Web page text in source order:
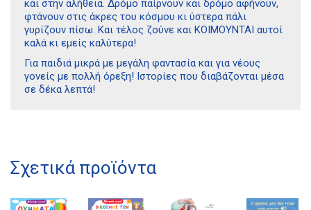
και στην αλήθεια. Δρόμο παίρνουν και δρόμο αφήνουν,
φτάνουν στις άκρες του κόσμου κι ύστερα πάλι
γυρίζουν πίσω. Και τέλος ζούνε και ΚΟΙΜΟΥΝΤΑΙ αυτοί
καλά κι εμείς καλύτερα!
Για παιδιά μικρά με μεγάλη φαντασία και για νέους
γονείς με πολλή όρεξη! Ιστορίες που διαβάζονται μέσα
σε δέκα λεπτά!
Σχετικά προϊόντα
21 1750 8340
kombrai.bs@gmail.com